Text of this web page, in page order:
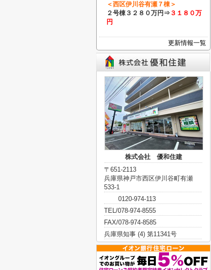
＜西区伊川谷有瀬７棟＞
２号棟 ３２８０万円⇒ ３１８０万
円
更新情報一覧
株式会社 優和住建
〒651-2113
兵庫県神戸市西区伊川谷町有瀬
533-1
0120-974-113
TEL/078-974-8555
FAX/078-974-8585
兵庫県知事 (4) 第11341号